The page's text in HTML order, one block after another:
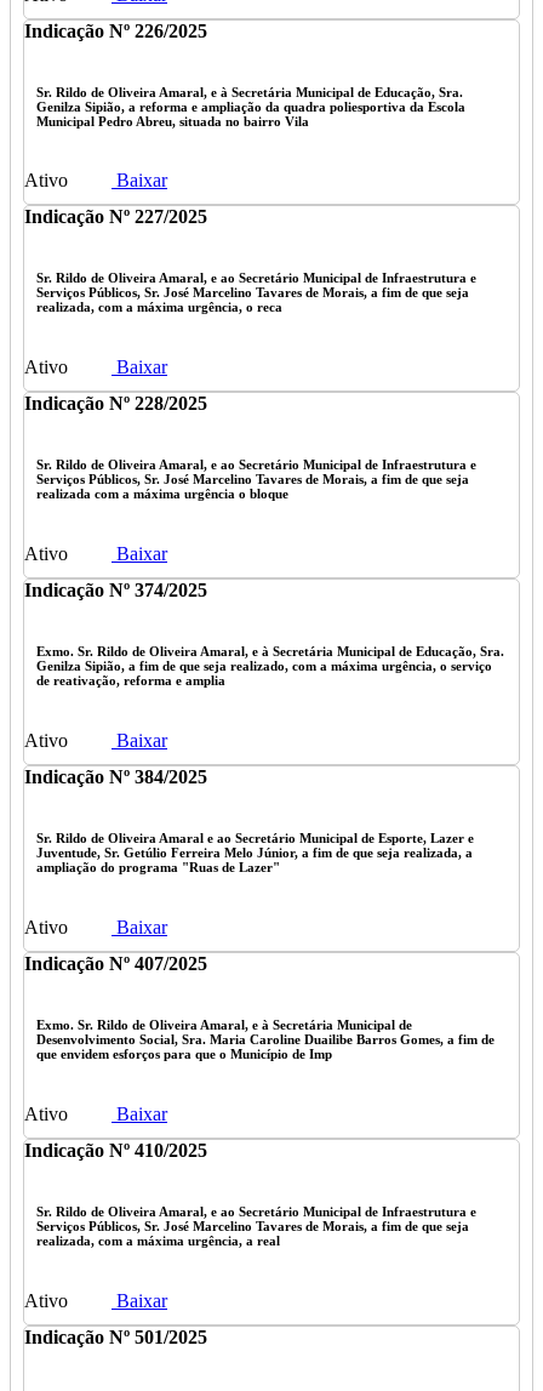
Indicação Nº 226/2025
Sr. Rildo de Oliveira Amaral, e à Secretária Municipal de Educação, Sra.
Genilza Sipião, a reforma e ampliação da quadra poliesportiva da Escola
Municipal Pedro Abreu, situada no bairro Vila
Ativo
Baixar
Indicação Nº 227/2025
Sr. Rildo de Oliveira Amaral, e ao Secretário Municipal de Infraestrutura e
Serviços Públicos, Sr. José Marcelino Tavares de Morais, a fim de que seja
realizada, com a máxima urgência, o reca
Ativo
Baixar
Indicação Nº 228/2025
Sr. Rildo de Oliveira Amaral, e ao Secretário Municipal de Infraestrutura e
Serviços Públicos, Sr. José Marcelino Tavares de Morais, a fim de que seja
realizada com a máxima urgência o bloque
Ativo
Baixar
Indicação Nº 374/2025
Exmo. Sr. Rildo de Oliveira Amaral, e à Secretária Municipal de Educação, Sra.
Genilza Sipião, a fim de que seja realizado, com a máxima urgência, o serviço
de reativação, reforma e amplia
Ativo
Baixar
Indicação Nº 384/2025
Sr. Rildo de Oliveira Amaral e ao Secretário Municipal de Esporte, Lazer e
Juventude, Sr. Getúlio Ferreira Melo Júnior, a fim de que seja realizada, a
ampliação do programa "Ruas de Lazer"
Ativo
Baixar
Indicação Nº 407/2025
Exmo. Sr. Rildo de Oliveira Amaral, e à Secretária Municipal de
Desenvolvimento Social, Sra. Maria Caroline Duailibe Barros Gomes, a fim de
que envidem esforços para que o Município de Imp
Ativo
Baixar
Indicação Nº 410/2025
Sr. Rildo de Oliveira Amaral, e ao Secretário Municipal de Infraestrutura e
Serviços Públicos, Sr. José Marcelino Tavares de Morais, a fim de que seja
realizada, com a máxima urgência, a real
Ativo
Baixar
Indicação Nº 501/2025